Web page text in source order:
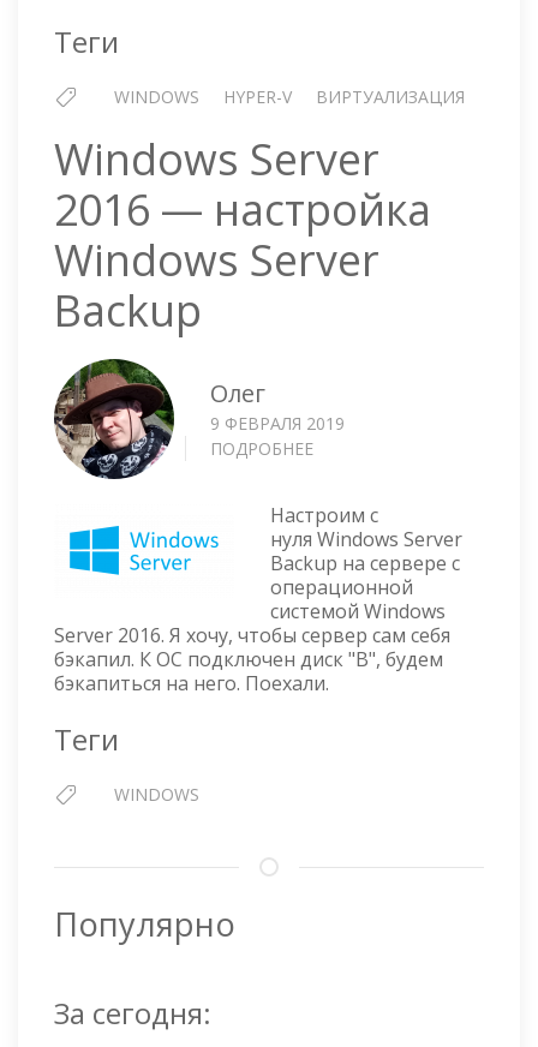
Теги
WINDOWS HYPER-V ВИРТУАЛИЗАЦИЯ
Windows Server
2016 — настройка
Windows Server
Backup
Олег
9 ФЕВРАЛЯ 2019
ПОДРОБНЕЕ
2016
—
НАСТРОЙКА
WINDOWS
SERVER
BACKUP
Настроим с
нуля Windows Server
Backup на сервере с
операционной
системой Windows
Server 2016. Я хочу, чтобы сервер сам себя
бэкапил. К ОС подключен диск "B", будем
бэкапиться на него. Поехали.
Теги
WINDOWS
Популярно
За сегодня: